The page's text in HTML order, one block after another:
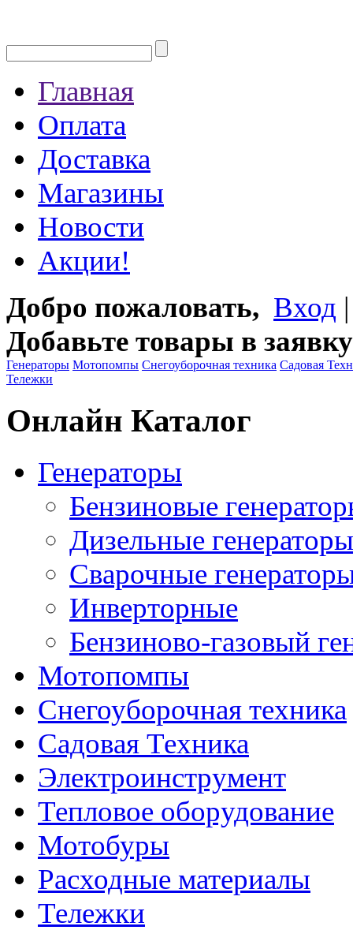
Главная
Оплата
Доставка
Магазины
Новости
Акции!
Добро пожаловать, Вход
Добавьте товары в заявку
Генераторы Мотопомпы Снегоуборочная техника Садовая
Тележки
Онлайн Каталог
Генераторы
Бензиновые
Дизельные генераторы
Сварочные
Инверторные
Бензиново-газовый
Мотопомпы
Снегоуборочная техника
Садовая Техника
Электроинструмент
Тепловое оборудование
Мотобуры
Расходные материалы
Тележки